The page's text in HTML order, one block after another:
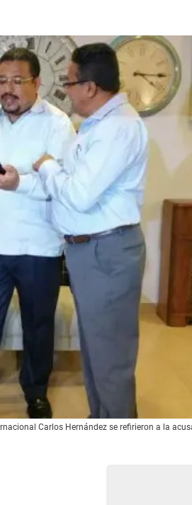
Carlos Hernández se refirieron a la